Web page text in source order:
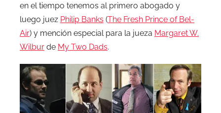
en el tiempo tenemos al primero abogado y
luego juez Philip Banks (The Fresh Prince of Bel-
Air) y mención especial para la jueza Margaret W.
Wilbur de My Two Dads.